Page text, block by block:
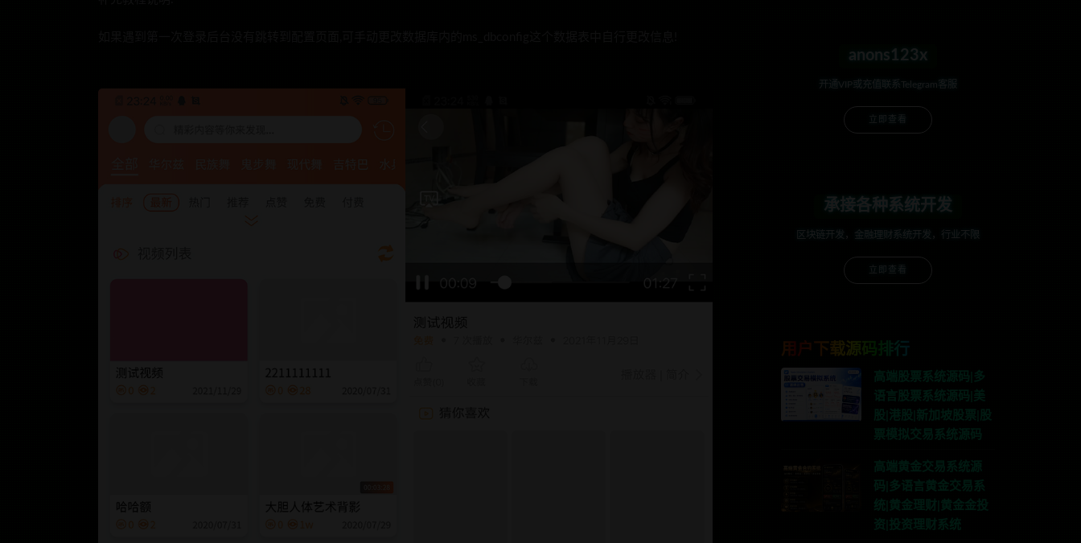
anons123x
开通VIP或充值联系Telegram客服
立即查看
承接各种系统开发
区块链开发，金融理财系统开发，行业不限
立即查看
用户下载源码排行
高端股票系统源码|多
语言股票系统源码|美
股|港股|新加坡股票|股
票模拟交易系统源码
高端黄金交易系统源
码|多语言黄金交易系
统|黄金理财|黄金金投
资|投资理财系统